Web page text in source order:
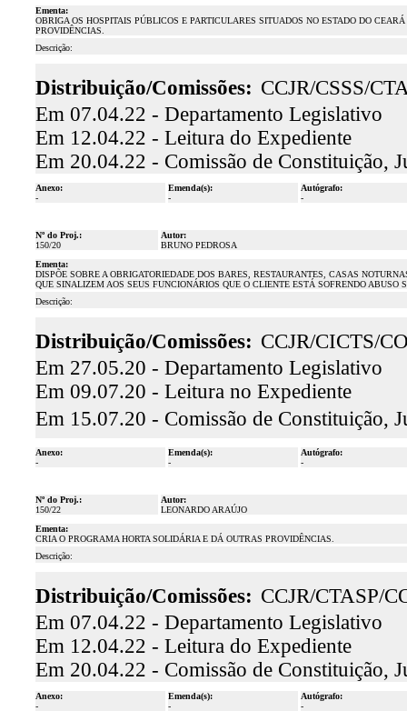
Ementa:
OBRIGA OS HOSPITAIS PÚBLICOS E PARTICULARES SITUADOS NO ESTADO DO
PROVIDÊNCIAS.
Descrição:
Distribuição/Comissões: CCJR/CSSS/
Em 07.04.22 - Departamento Legislativo
Em 12.04.22 - Leitura do Expediente
Em 20.04.22 - Comissão de Constituição,
Anexo:
-
Emenda(s):
-
Autógrafo:
-
Nº do Proj.:
150/20
Autor:
BRUNO PEDROSA
Ementa:
DISPÕE SOBRE A OBRIGATORIEDADE DOS BARES, RESTAURANTES, CASAS
QUE SINALIZEM AOS SEUS FUNCIONÁRIOS QUE O CLIENTE ESTÁ SOFRENDO ABUSO
Descrição:
Distribuição/Comissões: CCJR/CICTS/
Em 27.05.20 - Departamento Legislativo
Em 09.07.20 - Leitura no Expediente
Em 15.07.20 - Comissão de Constituição,
Anexo:
-
Emenda(s):
-
Autógrafo:
-
Nº do Proj.:
150/22
Autor:
LEONARDO ARAÚJO
Ementa:
CRIA O PROGRAMA HORTA SOLIDÁRIA E DÁ OUTRAS PROVIDÊNCIAS.
Descrição:
Distribuição/Comissões: CCJR/CTASP/
Em 07.04.22 - Departamento Legislativo
Em 12.04.22 - Leitura do Expediente
Em 20.04.22 - Comissão de Constituição,
Anexo:
-
Emenda(s):
-
Autógrafo:
-